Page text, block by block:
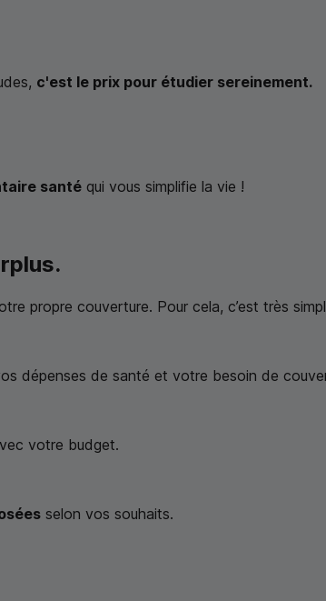
c'est le prix pour étudier sereinement.
santé qui vous simplifie la vie !
propre couverture. Pour cela, c’est très
dépenses de santé et votre besoin de
votre budget.
selon vos souhaits.